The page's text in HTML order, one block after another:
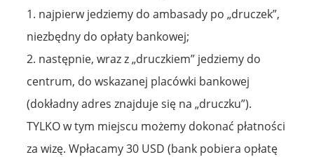
1. najpierw jedziemy do ambasady po „druczek”,
niezbędny do opłaty bankowej;
2. następnie, wraz z „druczkiem” jedziemy do
centrum, do wskazanej placówki bankowej
(dokładny adres znajduje się na „druczku”).
TYLKO w tym miejscu możemy dokonać płatności
za wizę. Wpłacamy 30 USD (bank pobiera opłatę